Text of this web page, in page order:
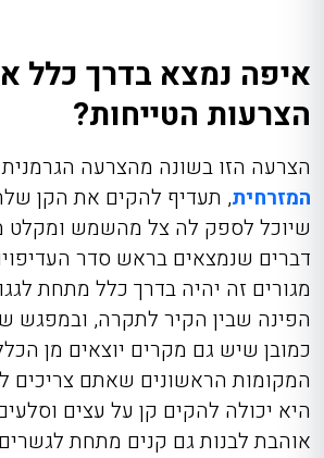
איפה נמצא בדרך כלל
הצרעות הטייחות?
הצרעה הזו בשונה מהצרעה
המזרחית, תעדיף להקים את הקן
שיוכל לספק לה צל מהשמש ומקלט
דברים שנמצאים בראש סדר
מגורים זה יהיה בדרך כלל מתחת
הפינה שבין הקיר לתקרה, ובמפגש
כמובן שיש גם מקרים יוצאים מן
המקומות הראשונים שאתם
היא יכולה להקים קן על עצים
אוהבת לבנות גם קנים מתחת